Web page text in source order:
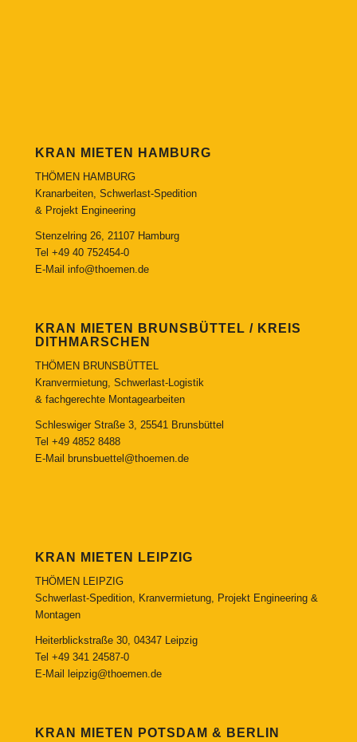
KRAN MIETEN HAMBURG
THÖMEN HAMBURG
Kranarbeiten, Schwerlast-Spedition
& Projekt Engineering
Stenzelring 26, 21107 Hamburg
Tel +49 40 752454-0
E-Mail info@thoemen.de
KRAN MIETEN BRUNSBÜTTEL / KREIS
DITHMARSCHEN
THÖMEN BRUNSBÜTTEL
Kranvermietung, Schwerlast-Logistik
& fachgerechte Montagearbeiten
Schleswiger Straße 3, 25541 Brunsbüttel
Tel +49 4852 8488
E-Mail
brunsbuettel@thoemen.de
KRAN MIETEN LEIPZIG
THÖMEN LEIPZIG
Schwerlast-Spedition, Kranvermietung, Projekt Engineering &
Montagen
Heiterblickstraße 30, 04347 Leipzig
Tel +49 341 24587-0
E-Mail
leipzig@thoemen.de
KRAN MIETEN POTSDAM & BERLIN